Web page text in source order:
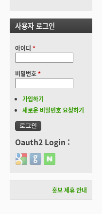
사용자 로그인
아이디 *
비밀번호*
가입하기
새로운 비밀번호 요청하기
Oauth2 Login :
Login with Google
Login with GitHub
Login with Naver
홍보 제휴 안내